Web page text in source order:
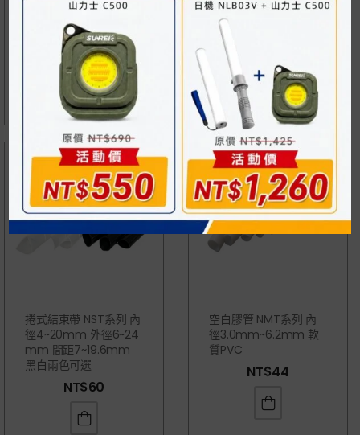
寸Ø3~18mm 長153m
M 120PCS 熱縮套管組
NT$240
內徑6.8~36.0mm 尼龍
材質
捲式結束帶 NST系列 內
徑4~20mm 外徑6~24
Mm 間距7~19.6mm
黑白兩色可選
NT$60
空白膠管 NMT系列 內
徑3.0mm~6.2mm 軟
質PVC
NT$44